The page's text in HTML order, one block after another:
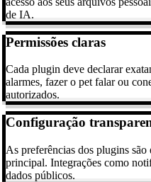
de IA.
Permissões claras
Cada plugin deve declarar
alarmes, fazer o pet falar ou
autorizados.
Configuração
As preferências dos plugins
principal. Integrações como
dados públicos.